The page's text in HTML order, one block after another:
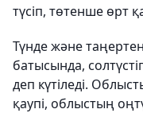
түсіп, төтенше өрт
Түнде және
батысында,
деп күтіледі.
қаупі, облыстың